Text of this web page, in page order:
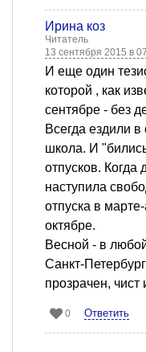
Ирина коз
Читатель
13 сентября 2015 в
И еще один
которой , как
сентябре - без
Всегда ездили в
школа. И
отпусков. Когда
наступила
отпуска в
октябре.
Весной - в
Санкт-
прозрачен,
0 Ответить